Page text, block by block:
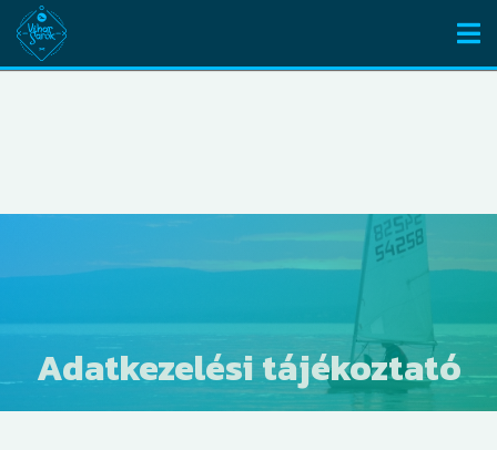
Adatkezelési tájékoztató